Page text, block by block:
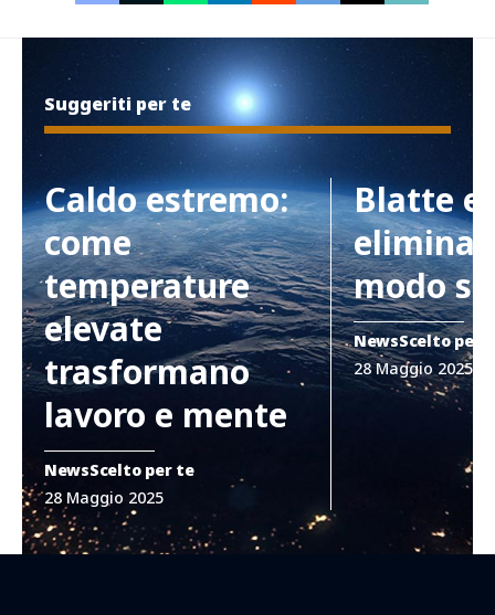
Suggeriti per te
Caldo estremo:
come
temperature
elevate
trasformano
lavoro e mente
NewsScelto per te
28 Maggio 2025
Blatte e
modo
NewsScelto per
28 Maggio 2025